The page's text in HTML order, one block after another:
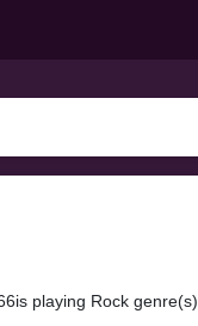
playing Rock genre(s)